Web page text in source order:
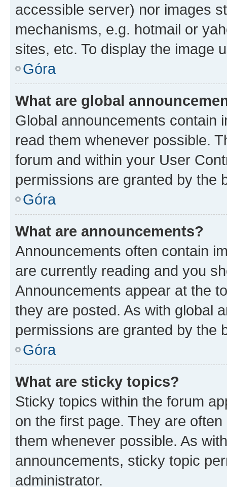
accessible server) nor images
mechanisms, e.g. hotmail or
sites, etc. To display the image
Góra
What are global
Global announcements contain
read them whenever possible.
forum and within your User
permissions are granted by the
Góra
What are announcements?
Announcements often contain
are currently reading and you
Announcements appear at the
they are posted. As with global
permissions are granted by the
Góra
What are sticky topics?
Sticky topics within the forum
on the first page. They are
them whenever possible. As
announcements, sticky topic
administrator.